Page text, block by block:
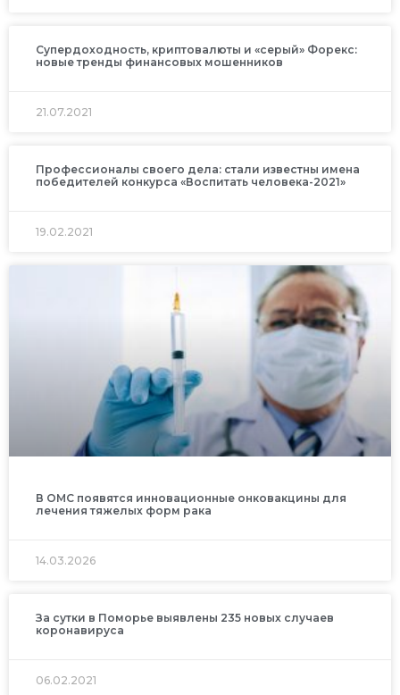
Супердоходность, криптовалюты и «серый» Форекс:
новые тренды финансовых мошенников
21.07.2021
Профессионалы своего дела: стали известны имена
победителей конкурса «Воспитать человека-2021»
19.02.2021
В ОМС появятся инновационные онковакцины для
лечения тяжелых форм рака
14.03.2026
За сутки в Поморье выявлены 235 новых случаев
коронавируса
06.02.2021